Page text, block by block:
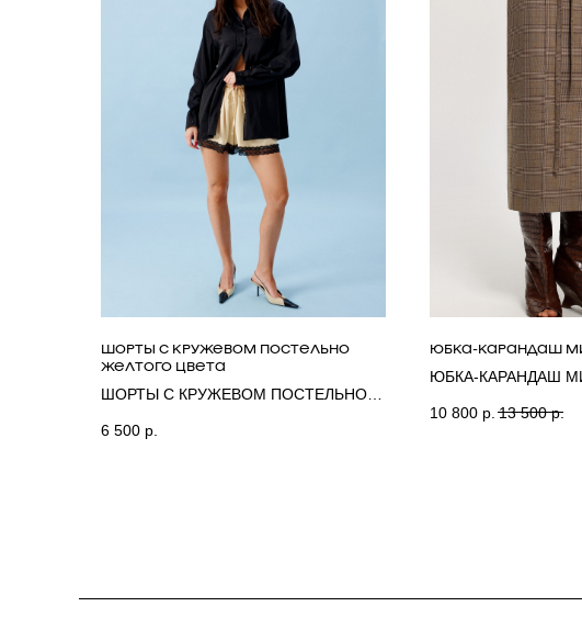
ШОРТЫ С КРУЖЕВОМ ПОСТЕЛЬНО
ЖЕЛТОГО ЦВЕТА
ШОРТЫ С КРУЖЕВОМ ПОСТЕЛЬНО
6 500 р.
ЮБКА-КАРАНДАШ
ЮБКА-КАРАНДАШ
10 800 р. 13 500 р.